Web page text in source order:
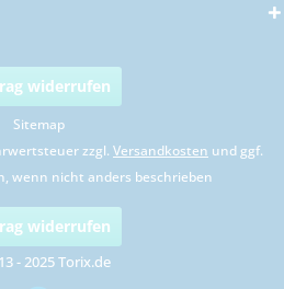
widerrufen
Sitemap
zzgl. Versandkosten und ggf.
wenn nicht anders beschrieben
widerrufen
- 2025 Torix.de